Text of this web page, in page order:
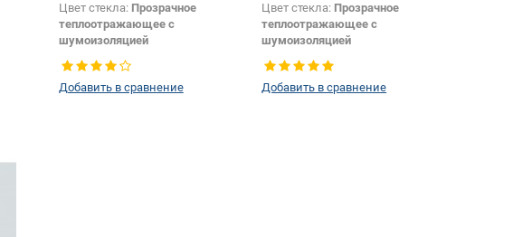
Цвет стекла: Прозрачное
теплоотражающее с
шумоизоляцией
Изменение камеры +
особенностей +
шелкографии + крепления
Добавить в сравнение
Цвет стекла: Прозрачное
теплоотражающее с
шумоизоляцией
Изменение датчика +
шелкографии:
Добавить в сравнение